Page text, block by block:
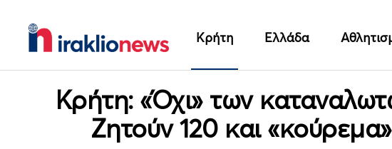
Κρήτη Ελλάδα
Κρήτη: «Όχι» των
Ζητούν 120 και